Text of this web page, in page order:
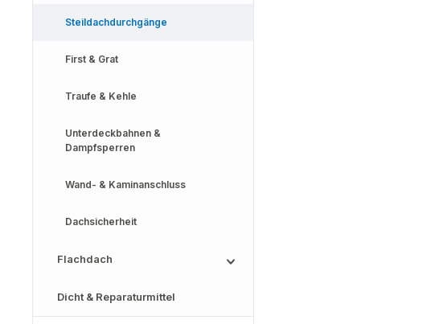
Steildachdurchgänge
First & Grat
Traufe & Kehle
Unterdeckbahnen &
Dampfsperren
Wand- & Kaminanschluss
Dachsicherheit
Flachdach
Dicht & Reparaturmittel